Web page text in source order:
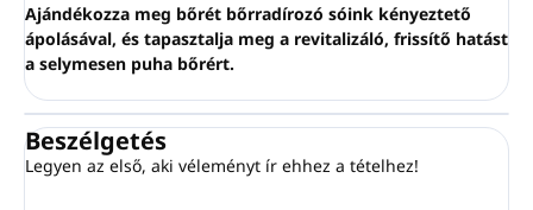
Ajándékozza meg bőrét bőrradírozó sóink kényeztető
ápolásával, és tapasztalja meg a revitalizáló, frissítő hatást
a selymesen puha bőrért.
Beszélgetés
Legyen az első, aki véleményt ír ehhez a tételhez!